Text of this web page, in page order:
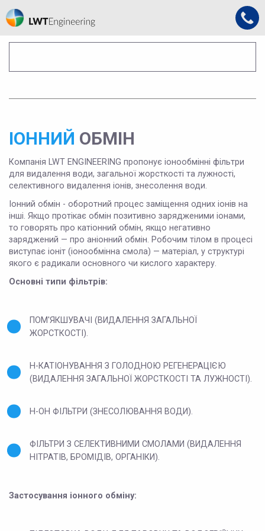
ІОННИЙ ОБМІН
Компанія LWT ENGINEERING пропонує іонообмінні фільтри
для видалення води, загальної жорсткості та лужності,
селективного видалення іонів, знесолення води.
Іонний обмін - оборотний процес заміщення одних іонів на
інші. Якщо протікає обмін позитивно зарядженими іонами,
то говорять про катіонний обмін, якщо негативно
заряджений — про аніонний обмін. Робочим тілом в процесі
виступає іоніт (іонообмінна смола) — матеріал, у структурі
якого є радикали основного чи кислого характеру.
Основні типи фільтрів:
ПОМ'ЯКШУВАЧІ (ВИДАЛЕННЯ ЗАГАЛЬНОЇ
ЖОРСТКОСТІ).
Н-КАТІОНУВАННЯ З ГОЛОДНОЮ РЕГЕНЕРАЦІЄЮ
(ВИДАЛЕННЯ ЗАГАЛЬНОЇ ЖОРСТКОСТІ ТА ЛУЖНОСТІ).
Н-ОН ФІЛЬТРИ (ЗНЕСОЛЮВАННЯ ВОДИ).
ФІЛЬТРИ З СЕЛЕКТИВНИМИ СМОЛАМИ (ВИДАЛЕННЯ
НІТРАТІВ, БРОМІДІВ, ОРГАНІКИ).
Застосування іонного обміну: